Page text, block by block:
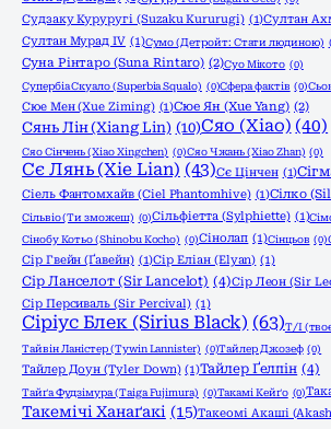
Судзаку Куруругі (Suzaku Kururugi) (1)Султан
Султан Мурад IV (1)Сумо (Детройт: Стати людиною)
Суна Рінтаро (Suna Rintaro) (2)Суо Мікото (0)
Супербіа Скуало (Superbia Squalo) (0)Сфера фактів (0)
Сюе Мен (Xue Ziming) (1)Сюе Ян (Xue Yang) (2)
Сянь Лін (Xiang Lin) (10)Сяо (Xiao) (40)
Сяо Сінчень (Xiao Xingchen) (0)Сяо Чжань (Xiao Zhan) (0)
Сє Лянь (Xie Lian) (43)Сє Цінчен (1)
Сіель Фантомхайв (Ciel Phantomhive) (1)Сілко
Сільвіо (Ти зможеш) (0)Сільфіетта (Sylphiette) (1)
Сінобу Котьо (Shinobu Kocho) (0)Сінолап (1)Сінцьов (0)
Сір Гвейн (Ґавейн) (1)Сір Еліан (Elyan) (1)
Сір Ланселот (Sir Lancelot) (4)Сір Леон (Sir
Сір Персиваль (Sir Percival) (1)
Сіріус Блек (Sirius Black) (63)Т/І
Тайвін Ланістер (Tywin Lannister) (0)Тайлер Джозеф (0)
Тайлер Доун (Tyler Down) (1)Тайлер Ґелпін (4)
Тайґа Фудзімура (Taiga Fujimura) (0)Такамі Кейґо (0)
Такемічі Ханаґакі (15)Такеомі Акаші